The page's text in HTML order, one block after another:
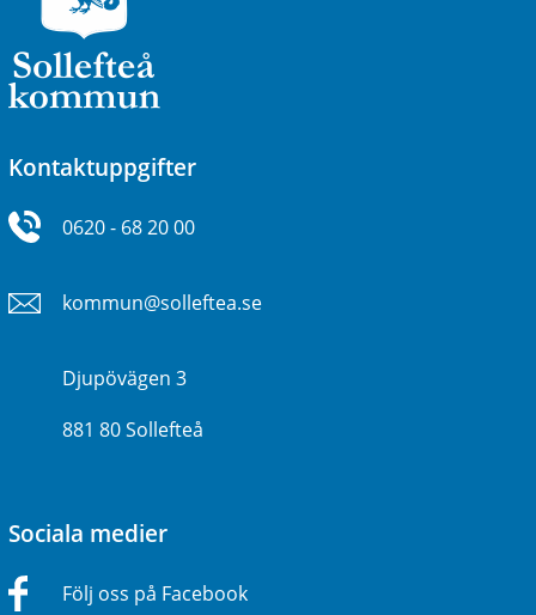
Kontaktuppgifter
0620 - 68 20 00
kommun@solleftea.se
Djupövägen 3
881 80 Sollefteå
Sociala medier
Följ oss på Facebook